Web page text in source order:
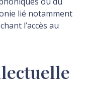
lié notamment
l’accès au